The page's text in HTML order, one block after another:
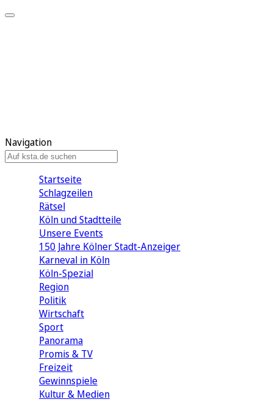
Navigation
Startseite
Schlagzeilen
Rätsel
Köln und Stadtteile
Unsere Events
150 Jahre Kölner Stadt-Anzeiger
Karneval in Köln
Köln-Spezial
Region
Politik
Wirtschaft
Sport
Panorama
Promis & TV
Freizeit
Gewinnspiele
Kultur & Medien